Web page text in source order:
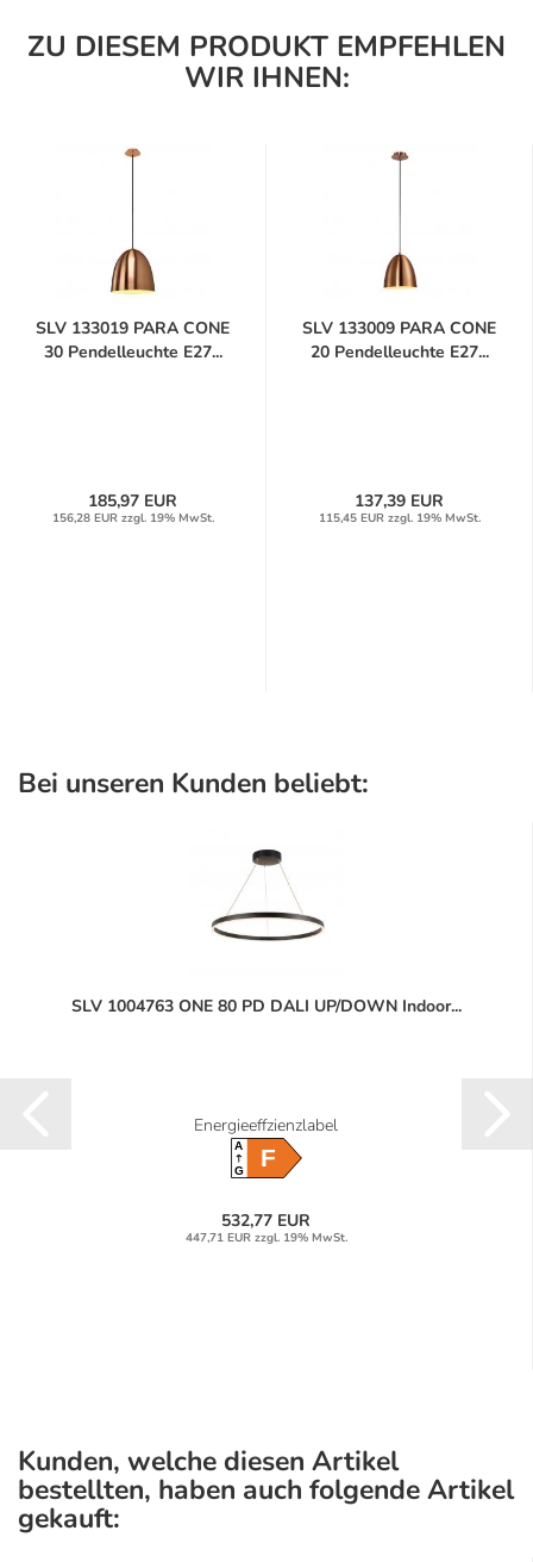
ZU DIESEM PRODUKT EMPFEHLEN
WIR IHNEN:
SLV 133019 PARA CONE
30 Pendelleuchte E27...
185,97 EUR
156,28 EUR zzgl. 19% MwSt.
SLV 133009 PARA CONE
20 Pendelleuchte E27...
137,39 EUR
115,45 EUR zzgl. 19% MwSt.
Bei unseren Kunden beliebt:
SLV 1004763 ONE 80 PD DALI UP/DOWN Indoor...
Energieeffzienzlabel
A
GF
532,77 EUR
447,71 EUR zzgl. 19% MwSt.
Kunden, welche diesen Artikel
bestellten, haben auch folgende Artikel
gekauft: